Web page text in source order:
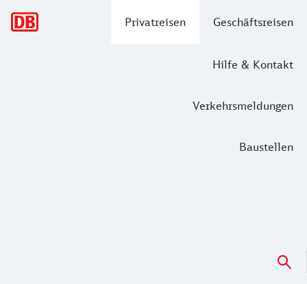
Privatreisen Geschäftsreisen
Hilfe & Kontakt
Verkehrsmeldungen
Baustellen